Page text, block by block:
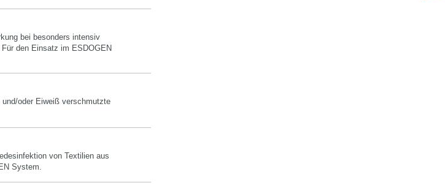
bei besonders intensiv
den Einsatz im ESDOGEN
oder Eiweiß verschmutzte
von Textilien aus
System.